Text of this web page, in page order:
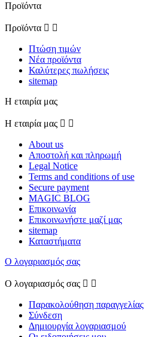
Προϊόντα
Προϊόντα  
Πτώση τιμών
Νέα προϊόντα
Καλύτερες πωλήσεις
sitemap
Η εταιρία μας
Η εταιρία μας  
About us
Αποστολή και πληρωμή
Legal Notice
Terms and conditions of use
Secure payment
MAGIC BLOG
Επικοινωνία
Επικοινωνήστε μαζί μας
sitemap
Καταστήματα
Ο λογαριασμός σας
Ο λογαριασμός σας  
Παρακολούθηση παραγγελίας
Σύνδεση
Δημιουργία λογαριασμού